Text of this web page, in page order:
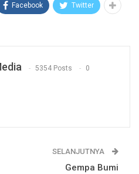
Facebook Twitter
5354 Posts 0
SELANJUTNYA
Gempa Bumi